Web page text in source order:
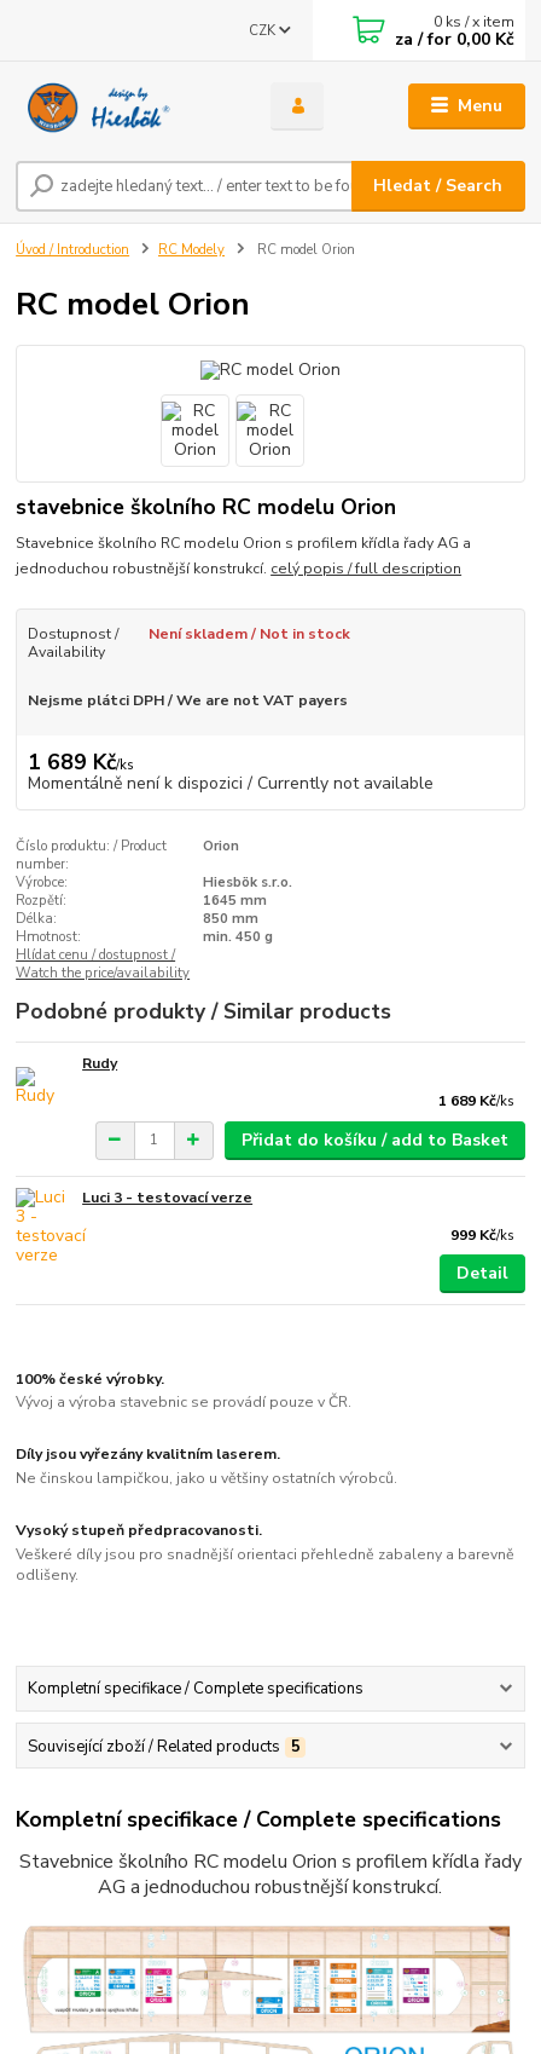
Menu
CZK
Hledat / Search
0 ks / x item
za / for 0,00 Kč
Úvod / Introduction RC Modely RC model Orion
RC model Orion
stavebnice školního RC modelu Orion
Stavebnice školního RC modelu Orion s profilem křídla řady AG a
jednoduchou robustnější konstrukcí. celý popis / full description
Dostupnost /
Availability
Není skladem / Not in stock
Nejsme plátci DPH / We are not VAT payers
1 689 Kč/ks
Momentálně není k dispozici / Currently not available
Číslo produktu: / Product
number:
Orion
Výrobce:
Hiesbök s.r.o.
Rozpětí:
1645 mm
Délka:
850 mm
Hmotnost:
min. 450 g
Hlídat cenu / dostupnost /
Watch the price/availability
Podobné produkty / Similar products
Rudy
1 689 Kč/ks
Přidat do košíku / add to Basket
Luci 3 - testovací verze
999 Kč/ks
Detail
100% české výrobky.
Vývoj a výroba stavebnic se provádí pouze v ČR.
Díly jsou vyřezány kvalitním laserem.
Ne činskou lampičkou, jako u většiny ostatních výrobců.
Vysoký stupeň předpracovanosti.
Veškeré díly jsou pro snadnější orientaci přehledně zabaleny a barevně
odlišeny.
Kompletní specifikace / Complete specifications
Související zboží / Related products 5
Kompletní specifikace / Complete specifications
Stavebnice školního RC modelu Orion s profilem křídla řady
AG a jednoduchou robustnější konstrukcí.